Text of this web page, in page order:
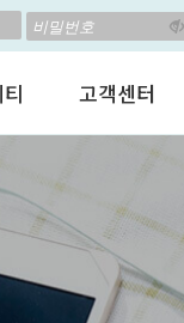
후기
톡
게말하죠?
영어
공지사항
수강상담
멤버쉽 안내
원격지원
고객센터